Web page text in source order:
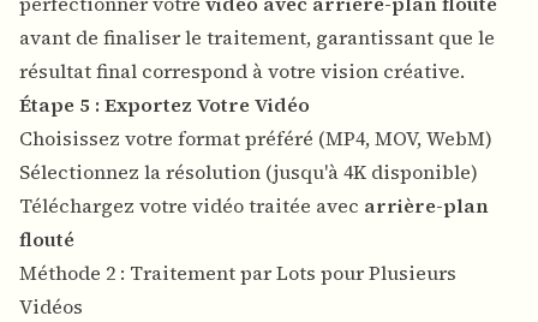
avant de finaliser le traitement, garantissant que le
résultat final correspond à votre vision créative.
Étape 5 : Exportez Votre Vidéo
Choisissez votre format préféré (MP4, MOV, WebM)
Sélectionnez la résolution (jusqu'à 4K disponible)
Téléchargez votre vidéo traitée avec arrière-plan
flouté
Méthode 2 : Traitement par Lots pour Plusieurs
Vidéos